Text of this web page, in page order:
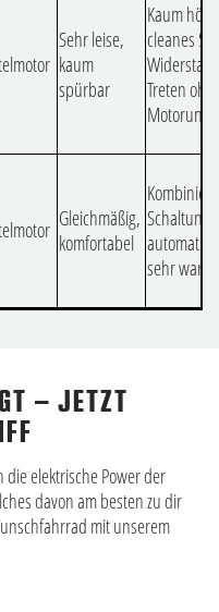
Sehr leise,
kaum
spürbar
Kaum
cleanes
Treten
Gleichmäßig,
komfortabel
Schaltung,
sehr
– JETZT
elektrische Power der
davon am besten zu dir
mit unserem